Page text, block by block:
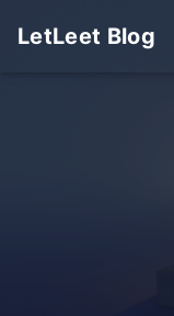
LetLeet Blog